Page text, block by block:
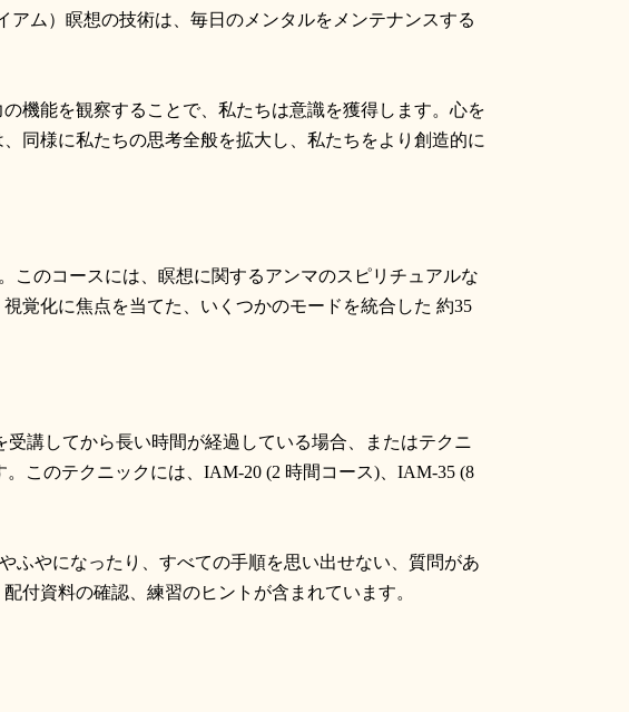
アム）瞑想の技術は、毎日のメンタルをメンテナンスする
機能を観察することで、私たちは意識を獲得します。心を
同様に私たちの思考全般を拡大し、私たちをより創造的に
このコースには、瞑想に関するアンマのスピリチュアルな
覚化に焦点を当てた、いくつかのモードを統合した 約35
講してから長い時間が経過している場合、またはテクニ
このテクニックには、 IAM-20 (2 時間コース)
IAM-35 (8
ふやになったり、すべての手順を思い出せない、質問があ
付資料の確認、練習のヒントが含まれています。